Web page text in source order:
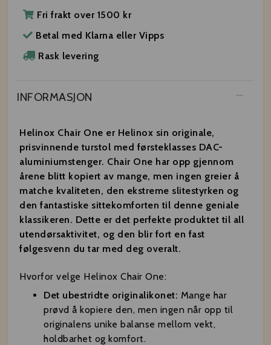
Fri frakt over 1500 kr
Betal med Klarna eller Vipps
Rask levering
INFORMASJON
Helinox Chair One er Helinox sin originale,
prisvinnende turstol med førsteklasses DAC-
aluminiumstenger. Chair One har opp gjennom
årene blitt kopiert av mange, men ingen greier å
matche kvaliteten, den ekstreme slitestyrken og
den fantastiske sittekomforten til denne geniale
klassikeren. Dette er det perfekte produktet til all
utendørsaktivitet, og den blir fort en fast
følgesvenn du tar med deg overalt.
Hvorfor velge Helinox Chair One:
Det ubestridte originalikonet: Mange har
prøvd å kopiere den, men ingen når opp til
originalens unike balanse mellom vekt,
holdbarhet og komfort.